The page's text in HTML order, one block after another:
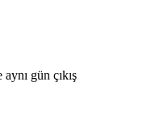
gün çıkış